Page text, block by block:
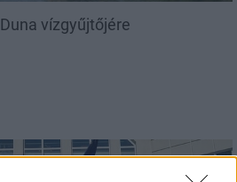
vízgyűjtőjére